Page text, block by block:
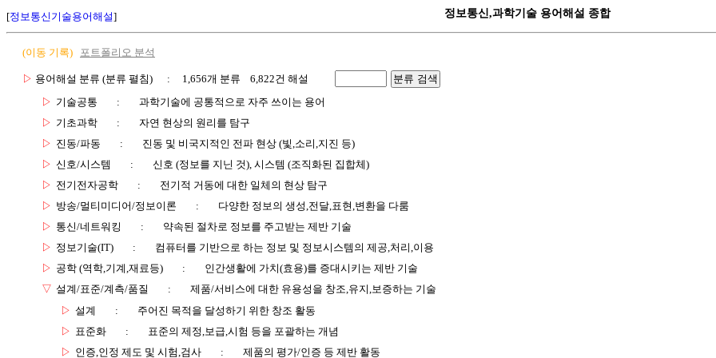
[정보통신기술용어해설] 정보통신,과학기술 용어해설 종합
(이동 기록) 포트폴리오 분석
▷ 용어해설 분류 (분류 펼침) : 1,656개 분류 6,822건 해설
분류 검색
▷ 기술공통 :
과학기술에 공통적으로 자주 쓰이는 용어
▷ 기초과학 :
자연 현상의 원리를 탐구
▷ 진동/파동 :
진동 및 비국지적인 전파 현상 (빛,소리,지진 등)
▷ 신호/시스템 :
신호 (정보를 지닌 것), 시스템 (조직화된 집합체)
▷ 전기전자공학 :
전기적 거동에 대한 일체의 현상 탐구
▷ 방송/멀티미디어/정보이론 :
다양한 정보의 생성,전달,표현,변환을 다룸
▷ 통신/네트워킹 :
약속된 절차로 정보를 주고받는 제반 기술
▷ 정보기술(IT) :
컴퓨터를 기반으로 하는 정보 및 정보시스템의 제공,처리,이용
▷ 공학 (역학,기계,재료등) :
인간생활에 가치(효용)를 증대시키는 제반 기술
▽ 설계/표준/계측/품질 :
제품/서비스에 대한 유용성을 창조,유지,보증하는 기술
▷ 설계 :
주어진 목적을 달성하기 위한 창조 활동
▷ 표준화 :
표준의 제정,보급,시험 등을 포괄하는 개념
▷ 인증,인정 제도 및 시험,검사 : 제품의 평가/인증 등 제반 활동